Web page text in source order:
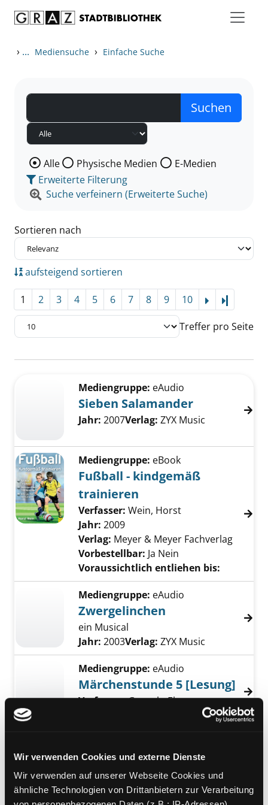
Wir verwenden Cookies und externe Dienste
Wir verwenden auf unserer Webseite Cookies und
ähnliche Technologien von Drittanbietern zur Verarbeitung
› ... Mediensuche › Einfache Suche
Wählen Sie die Medienart nach der Sie suchen wollen.
Alle Physische Medien
E-Medien
Erweiterte Filterung
Suche verfeinern (Erweiterte Suche)
Sortieren nach
aufsteigend sortieren
1 2 3 4 5 6 7 8 9 10
Treffer pro Seite
Zu den Suchfiltern springen
Mediengruppe: eAudio
Sieben Salamander
Suche nach diesem Verfasser
Jahr: 2007Verlag: ZYX Music
Mediengruppe: eBook
Fußball - kindgemäß
trainieren
Verfasser: Wein, Horst Suche nach
Jahr: 2009
Verlag: Meyer & Meyer Fachverlag
Vorbestellbar: Ja Nein
Voraussichtlich entliehen bis:
Mediengruppe: eAudio
Zwergelinchen
ein Musical
Suche nach diesem Verfasser
Jahr: 2003Verlag: ZYX Music
Mediengruppe: eAudio
Märchenstunde 5 [Lesung]
Verfasser:Gunsch, ElmarSuche nach
ZYX Music
Märchenstunde 4 [Lesung]
Verfasser: Gunsch, ElmarSuche nach
Jahr:2003 Verlag:ZYX Music